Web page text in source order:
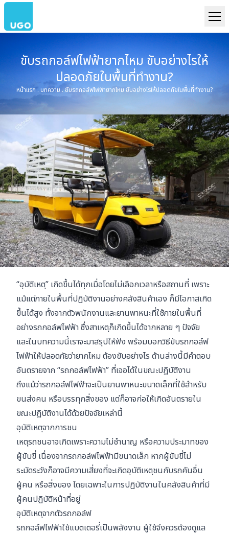
ขับรถกอล์ฟไฟฟ้ายากไหม ขับอย่างไรให้
ปลอดภัยในพื้นที่ทำงาน?
หน้าแรก. บทความ.ขับรถกอล์ฟไฟฟ้ายากไหม ขับอย่างไรให้ปลอดภัยในพื้นที่ทำงาน?
“อุบัติเหตุ” เกิดขึ้นได้ทุกเมื่อโดยไม่เลือกเวลาหรือสถานที่ เพราะ
แม้แต่ภายในพื้นที่ปฏิบัติงานอย่างคลังสินค้าเอง ก็มีโอกาสเกิด
ขึ้นได้สูง ทั้งจากตัวพนักงานและยานพาหนะที่ใช้ภายในพื้นที่
อย่างรถกอล์ฟไฟฟ้า ซึ่งสาเหตุก็เกิดขึ้นได้จากหลาย ๆ ปัจจัย
และในบทความนี้เราจะมาสรุปให้ฟัง พร้อมบอกวิธีขับรถกอล์ฟ
ไฟฟ้าให้ปลอดภัยว่ายากไหม ต้องขับอย่างไร ด้านล่างนี้มีคำตอบ
อันตรายจาก “รถกอล์ฟไฟฟ้า” ที่เจอได้ในขณะปฏิบัติงาน
ถึงแม้ว่ารถกอล์ฟไฟฟ้าจะเป็นยานพาหนะขนาดเล็กที่ใช้สำหรับ
ขนส่งคน หรือบรรทุกสิ่งของ แต่ก็อาจก่อให้เกิดอันตรายใน
ขณะปฏิบัติงานได้ด้วยปัจจัยเหล่านี้
อุบัติเหตุจากการชน
เหตุรถชนอาจเกิดเพราะความไม่ชำนาญ หรือความประมาทของ
ผู้ขับขี่ เนื่องจากรถกอล์ฟไฟฟ้ามีขนาดเล็ก หากผู้ขับขี่ไม่
ระมัดระวังก็อาจมีความเสี่ยงที่จะเกิดอุบัติเหตุชนกับรถคันอื่น
ผู้คน หรือสิ่งของ โดยเฉพาะในการปฏิบัติงานในคลังสินค้าที่มี
ผู้คนปฏิบัติหน้าที่อยู่
อุบัติเหตุจากตัวรถกอล์ฟ
รถกอล์ฟไฟฟ้าใช้แบตเตอรี่เป็นพลังงาน ผู้ใช้จึงควรต้องดูแล